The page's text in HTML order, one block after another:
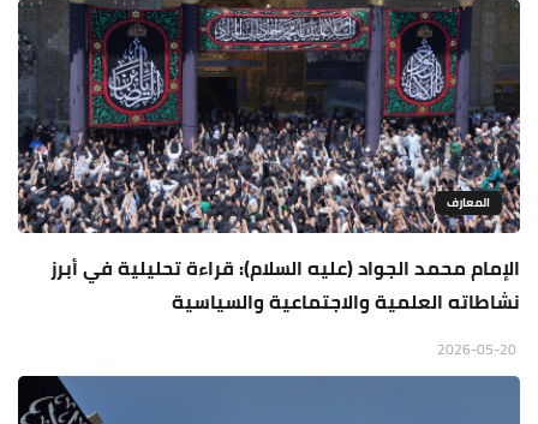
المعارف
الإمام محمد الجواد (عليه السلام): قراءة تحليلية في أبرز
نشاطاته العلمية والاجتماعية والسياسية